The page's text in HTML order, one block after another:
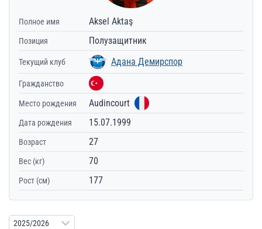
Полное имя Aksel Aktaş
Позиция Полузащитник
Текущий клуб Адана Демирспор
Гражданство
Место рождения Audincourt
Дата рождения 15.07.1999
Возраст 27
Вес (кг) 70
Рост (см) 177